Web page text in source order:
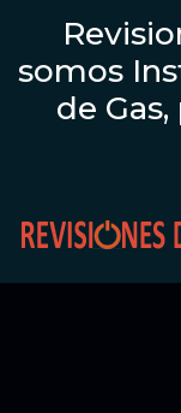
somos
de